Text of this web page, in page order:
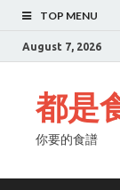
TOP MENU
August 7, 2026
都是
你要的食譜